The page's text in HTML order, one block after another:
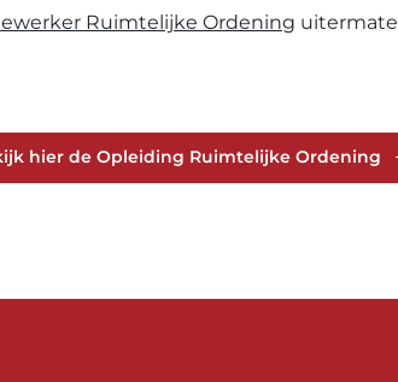
Ruimtelijke Ordening uitermate
hier de Opleiding Ruimtelijke Ordening